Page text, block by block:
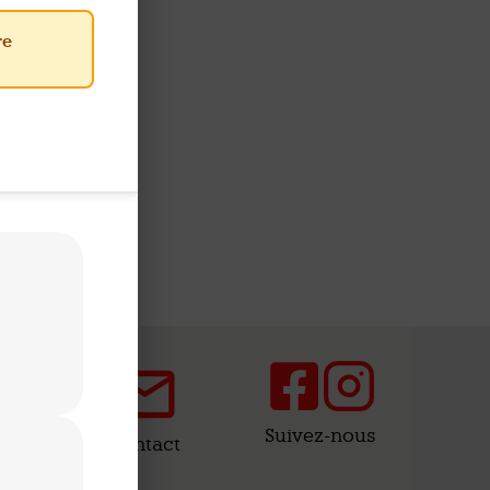
Contact Suivez-nous